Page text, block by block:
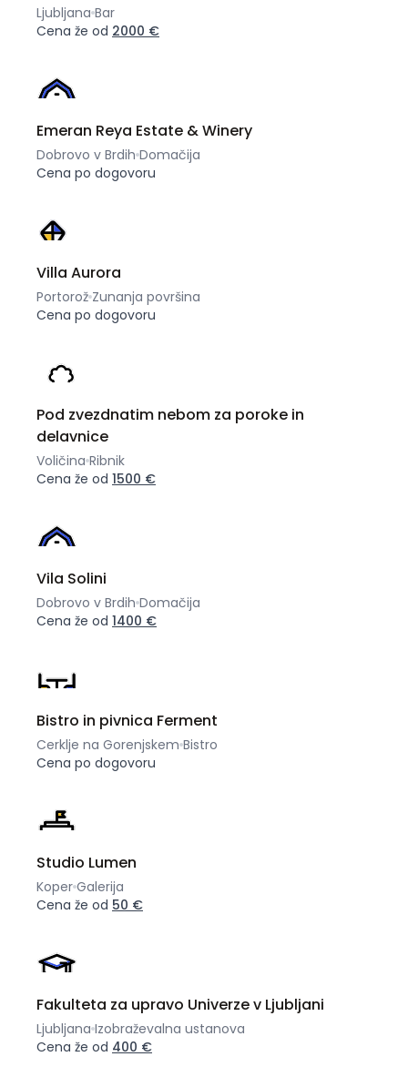
Ljubljana Bar
Cena že od 2000 €
Emeran Reya Estate & Winery
Dobrovo v Brdih Domačija
Cena po dogovoru
Villa Aurora
Portorož Zunanja površina
Cena po dogovoru
Pod zvezdnatim nebom za poroke in
delavnice
Voličina Ribnik
Cena že od 1500 €
Vila Solini
Dobrovo v Brdih Domačija
Cena že od 1400 €
Bistro in pivnica Ferment
Cerklje na Gorenjskem Bistro
Cena po dogovoru
Studio Lumen
Koper Galerija
Cena že od 50 €
Fakulteta za upravo Univerze v Ljubljani
Ljubljana Izobraževalna ustanova
Cena že od 400 €